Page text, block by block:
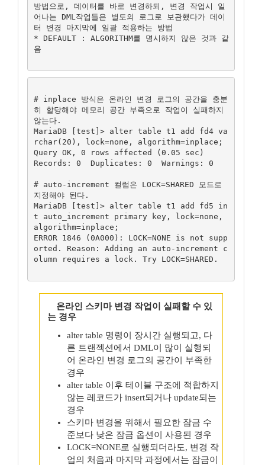
방법으로, 데이터를 바로 변경하되, 변경 작업시 일
어나는 DML작업들은 별도의 로그로 보관했다가 데이
터 변경 마지막에 일괄 적용하는 방법
* DEFAULT : ALGORITHM를 명시하지 않은 것과 같
음
# inplace 방식은 온라인 변경 로그의 공간을 충분
히 할당해야 메모리 공간 부족으로 작업이 실패하지
않는다.
MariaDB [test]> alter table t1 add fd4 va
rchar(20), lock=none, algorithm=inplace;
Query OK, 0 rows affected (0.05 sec)
Records: 0  Duplicates: 0  Warnings: 0
# auto-increment 컬럼은 LOCK=SHARED 모드로
지정해야 된다.
MariaDB [test]> alter table t1 add fd5 in
t auto_increment primary key, lock=none,
algorithm=inplace;
ERROR 1846 (0A000): LOCK=NONE is not supp
orted. Reason: Adding an auto-increment c
olumn requires a lock. Try LOCK=SHARED.
온라인 스키마 변경 작업이 실패할 수 있
는 경우
alter table 명령이 장시간 실행되고, 다
른 트랜젝션에서 DML이 많이 실행되
어 온라인 변경 로그의 공간이 부족한
경우
alter table 이후 테이블 구조에 적합하지
않는 레코드가 insert되거나 update되는
경우
스키마 변경을 위해서 필요한 잠금 수
준보다 낮은 잠금 옵션이 사용된 경우
LOCK=NONE로 실행되더라도, 변경 작
업의 처음과 마지막 과정에서는 잠금이